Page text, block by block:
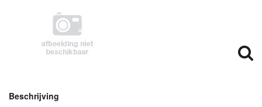
Beschrijving